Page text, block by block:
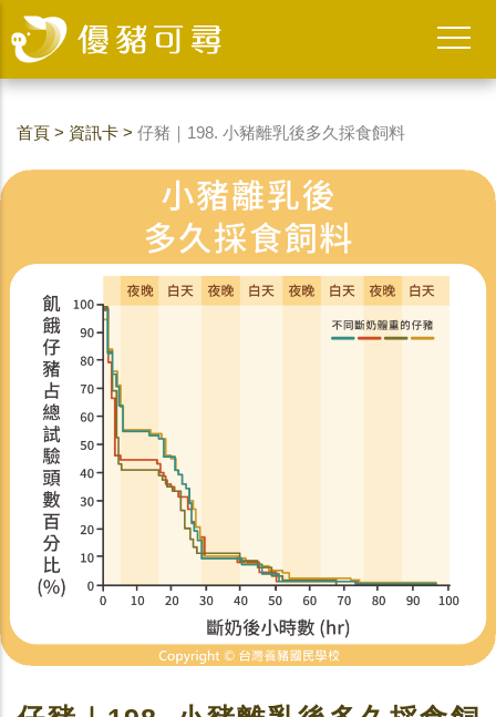
首頁 > 資訊卡 > 仔豬｜198. 小豬離乳後多久採食飼料